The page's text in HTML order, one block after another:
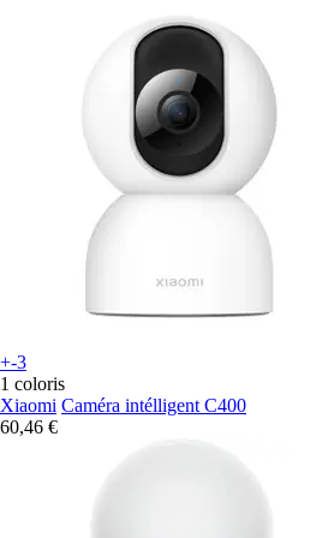
+-3
1 coloris
Xiaomi Caméra intélligent C400
60,46 €